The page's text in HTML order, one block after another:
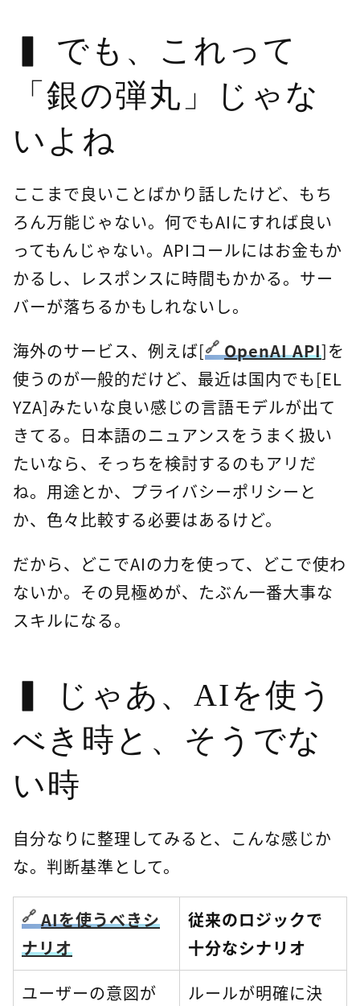
でも、これって
「銀の弾丸」じゃな
いよね
ここまで良いことばかり話したけど、もち
ろん万能じゃない。何でもAIにすれば良い
ってもんじゃない。APIコールにはお金もか
かるし、レスポンスに時間もかかる。サー
バーが落ちるかもしれないし。
海外のサービス、例えば[
OpenAI API]を
使うのが一般的だけど、最近は国内でも[EL
YZA]みたいな良い感じの言語モデルが出て
きてる。日本語のニュアンスをうまく扱い
たいなら、そっちを検討するのもアリだ
ね。用途とか、プライバシーポリシーと
か、色々比較する必要はあるけど。
だから、どこでAIの力を使って、どこで使わ
ないか。その見極めが、たぶん一番大事な
スキルになる。
じゃあ、AIを使う
べき時と、そうでな
い時
自分なりに整理してみると、こんな感じか
な。判断基準として。
AIを使うべきシ
ナリオ
従来のロジックで
十分なシナリオ
ユーザーの意図が
ルールが明確に決